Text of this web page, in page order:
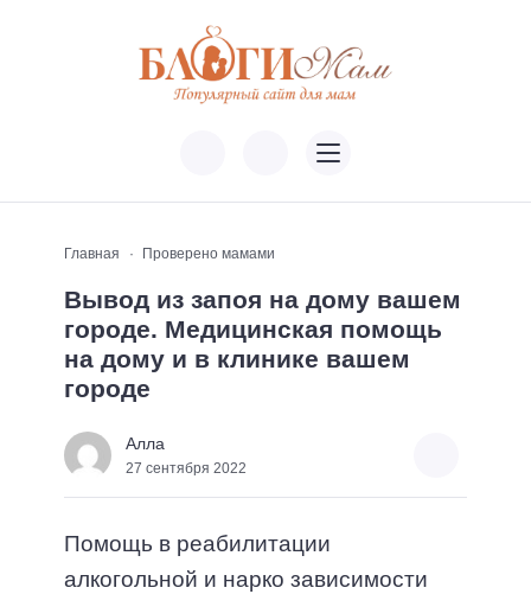
Главная Проверено мамами
Вывод из запоя на дому вашем
городе. Медицинская помощь
на дому и в клинике вашем
городе
Алла
27 сентября 2022
Помощь в реабилитации
алкогольной и нарко зависимости